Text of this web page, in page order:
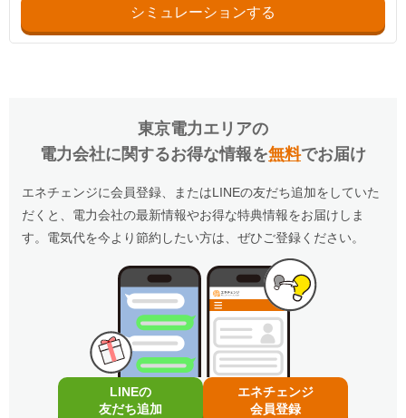
シミュレーションする
東京電力エリアの
電力会社に関するお得な情報を無料でお届け
エネチェンジに会員登録、またはLINEの友だち追加をしていた
だくと、電力会社の最新情報やお得な特典情報をお届けしま
す。電気代を今より節約したい方は、ぜひご登録ください。
LINEの
友だち追加
エネチェンジ
会員登録